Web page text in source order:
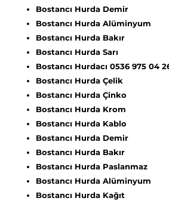
Bostancı Hurda Demir
Bostancı Hurda Alüminyum
Bostancı Hurda Bakır
Bostancı Hurda Sarı
Bostancı Hurdacı 0536 975 04
Bostancı Hurda Çelik
Bostancı Hurda Çinko
Bostancı Hurda Krom
Bostancı Hurda Kablo
Bostancı Hurda Demir
Bostancı Hurda Bakır
Bostancı Hurda Paslanmaz
Bostancı Hurda Alüminyum
Bostancı Hurda Kağıt